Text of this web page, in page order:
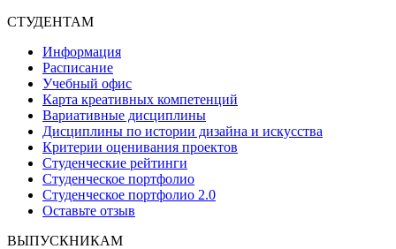
СТУДЕНТАМ
Информация
Расписание
Учебный офис
Карта креативных компетенций
Вариативные дисциплины
Дисциплины по истории дизайна и искусства
Критерии оценивания проектов
Студенческие рейтинги
Студенческое портфолио
Студенческое портфолио 2.0
Оставьте отзыв
ВЫПУСКНИКАМ